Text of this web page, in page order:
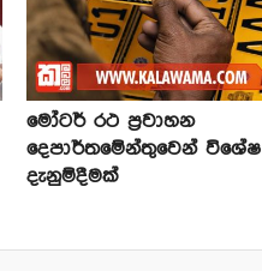
මෝටර් රථ ප්‍රවාහන
දෙපාර්තමේන්තුවෙන් විශේෂ
දැනුම්දීමක්